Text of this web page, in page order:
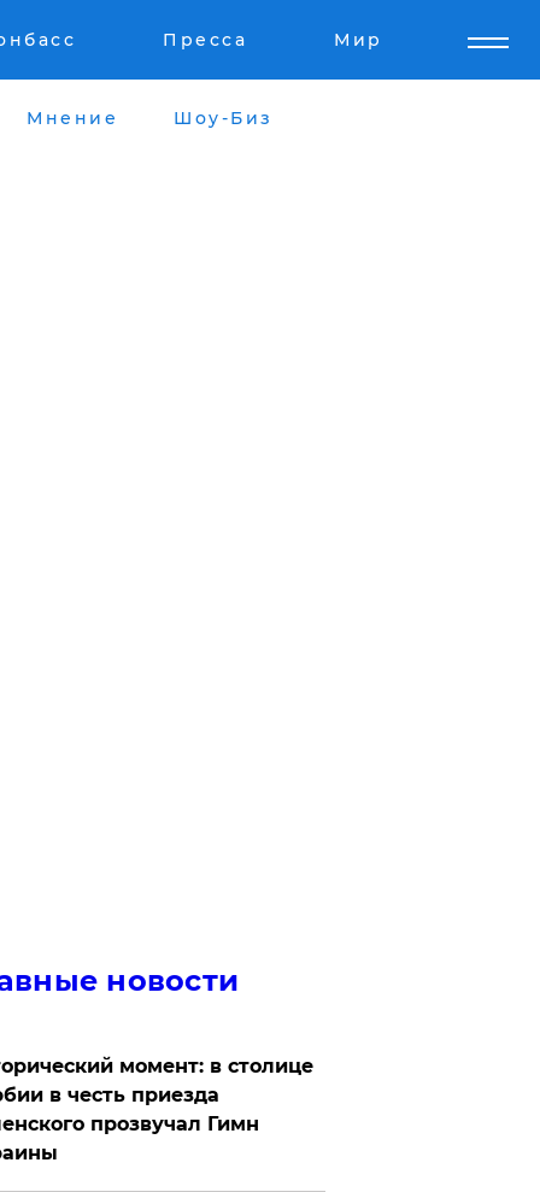
Пресса Мир
Мнение Шоу-Биз
новости
момент: в столице
в честь приезда
прозвучал Гимн